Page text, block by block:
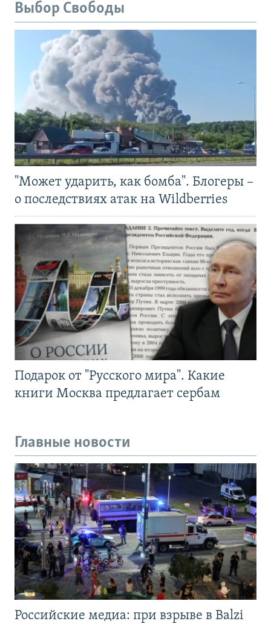
Выбор Свободы
"Может ударить, как бомба". Блогеры –
о последствиях атак на Wildberries
Подарок от "Русского мира". Какие
книги Москва предлагает сербам
Главные новости
Российские медиа: при взрыве в Balzi